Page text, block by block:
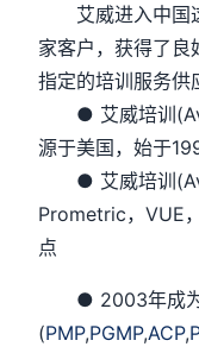
艾威进入中国
家客户，获得了
指定的培训服务供
● 艾威培训
源于美国，始于
● 艾威培训
Prometric，VUE
点
● 2003年成为
(PMP,PGMP,ACP,